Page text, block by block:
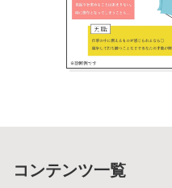
コンテンツ一覧